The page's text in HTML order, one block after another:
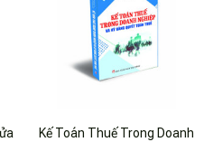
Kế Toán Thuế Trong Doanh